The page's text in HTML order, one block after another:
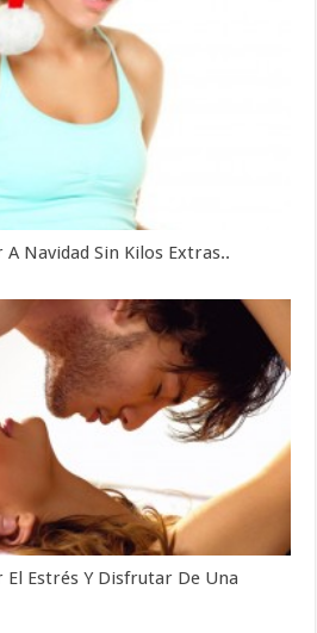
Navidad Sin Kilos Extras..
Estrés Y Disfrutar De Una